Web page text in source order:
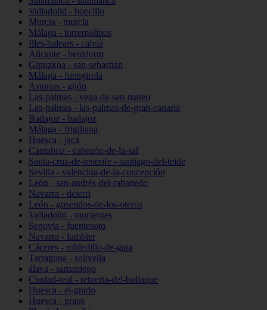
Valladolid - boecillo
Murcia - murcia
Málaga - torremolinos
Illes-balears - calvià
Alicante - benidorm
Gipuzkoa - san-sebastián
Málaga - fuengirola
Asturias - gijón
Las-palmas - vega-de-san-mateo
Las-palmas - las-palmas-de-gran-canaria
Badajoz - badajoz
Málaga - frigiliana
Huesca - jaca
Cantabria - cabezón-de-la-sal
Santa-cruz-de-tenerife - santiago-del-teide
Sevilla - valencina-de-la-concepción
León - san-andrés-del-rabanedo
Navarra - deierri
León - gusendos-de-los-oteros
Valladolid - mucientes
Segovia - fuentesoto
Navarra - lumbier
Cáceres - robledillo-de-gata
Tarragona - solivella
álava - samaniego
Ciudad-real - retuerta-del-bullaque
Huesca - el-grado
Huesca - graus